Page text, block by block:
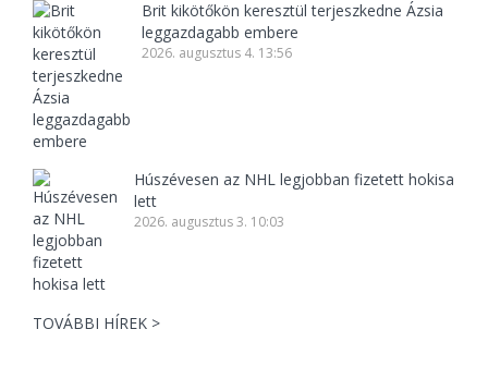
Brit kikötőkön keresztül terjeszkedne Ázsia
leggazdagabb embere
2026. augusztus 4. 13:56
Húszévesen az NHL legjobban fizetett hokisa
lett
2026. augusztus 3. 10:03
TOVÁBBI HÍREK >